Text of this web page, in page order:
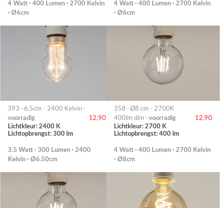
4 Watt · 400 Lumen · 2700 Kelvin
· Ø6cm
4 Watt · 400 Lumen · 2700 Kelvin
· Ø6cm
393 · 6,5cm - 2400 Kelvin ·
voorradig
12,90
Lichtkleur: 2400 K
Lichtopbrengst: 300 lm
3.5 Watt · 300 Lumen · 2400
Kelvin · Ø6.50cm
358 · Ø8 cm - 2700K
400lm dim · voorradig
12,90
Lichtkleur: 2700 K
Lichtopbrengst: 400 lm
4 Watt · 400 Lumen · 2700 Kelvin
· Ø8cm